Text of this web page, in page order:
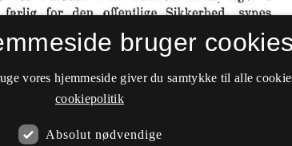
bruger cookies
vores hjemmeside giver du samtykke til alle
cookiepolitik
Absolut nødvendige